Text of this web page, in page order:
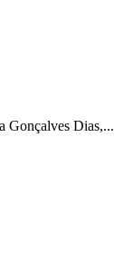
Gonçalves Dias,...